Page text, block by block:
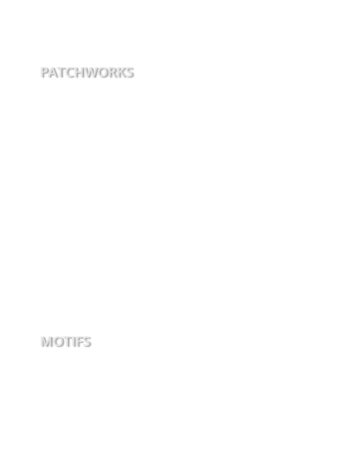
PATCHWORKS
MOTIFS